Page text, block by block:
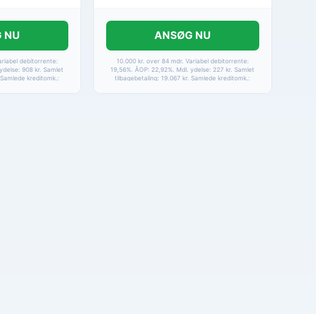
NU
debitorrente:
908 kr. Samlet
kreditomk.:
ANSØG NU
10.000 kr. over 84 mdr. Variabel debitorrente:
19,56%. ÅOP: 22,92%. Mdl. ydelse: 227 kr. Samlet
tilbagebetaling: 19.067 kr. Samlede kreditomk.: